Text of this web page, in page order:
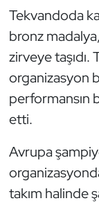
Tekvandoda
bronz
zirveye taşıdı.
organizasyon
performansın
etti.
Avrupa
takım halinde
Judo ve
Kano ve
Karate
Kempo
Kick Boks